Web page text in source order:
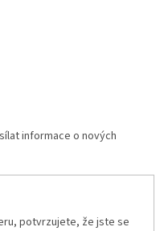
informace o nových
potvrzujete, že jste se